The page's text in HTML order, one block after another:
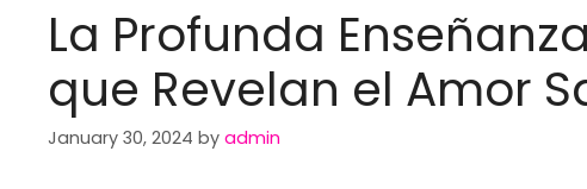
La Profunda
que Revelan el Amor
January 30, 2024 by admin